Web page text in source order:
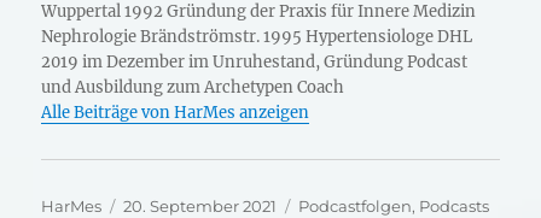
Wuppertal 1992 Gründung der Praxis für Innere Medizin
Nephrologie Brändströmstr. 1995 Hypertensiologe DHL
2019 im Dezember im Unruhestand, Gründung Podcast
und Ausbildung zum Archetypen Coach
Alle Beiträge von HarMes anzeigen
Autor
HarMes
Veröffentlicht
20. September 2021 Kategorien
Podcastfolgen, Podcasts